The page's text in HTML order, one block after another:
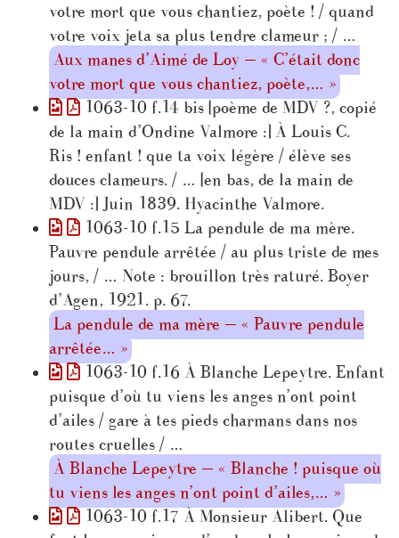
votre mort que vous chantiez, poète ! / quand
votre voix jeta sa plus tendre clameur ; / …
Aux manes d’Aimé de Loy — « C’était donc
votre mort que vous chantiez, poète,… »
1063-10 f.14 bis [poème de MDV ?, copié
de la main d’Ondine Valmore :] À Louis C.
Ris ! enfant ! que ta voix légère / élève ses
douces clameurs. / … [en bas, de la main de
MDV :] Juin 1839. Hyacinthe Valmore.
1063-10 f.15 La pendule de ma mère.
Pauvre pendule arrêtée / au plus triste de mes
jours, / … Note : brouillon très raturé. Boyer
d’Agen, 1921. p. 67.
La pendule de ma mère — « Pauvre pendule
arrêtée… »
1063-10 f.16 À Blanche Lepeytre. Enfant
puisque d’où tu viens les anges n’ont point
d’ailes / gare à tes pieds charmans dans nos
routes cruelles / …
À Blanche Lepeytre — « Blanche ! puisque où
tu viens les anges n’ont point d’ailes,… »
1063-10 f.17 À Monsieur Alibert. Que